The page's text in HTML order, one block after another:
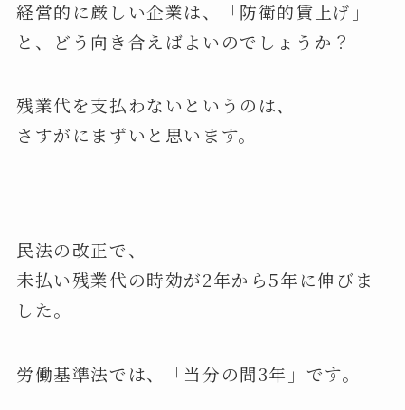
経営的に厳しい企業は、「防衛的賃上げ」
と、どう向き合えばよいのでしょうか？
残業代を支払わないというのは、
さすがにまずいと思います。
民法の改正で、
未払い残業代の時効が2年から5年に伸びま
した。
労働基準法では、「当分の間3年」です。